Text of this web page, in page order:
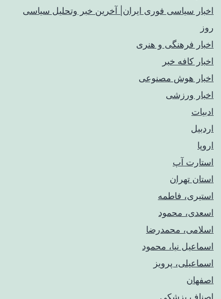
اخبار سیاسی فوری ایران| آخرین خبر وتحلیل سیاسی
روز
اخبار فرهنگی و هنری
اخبار کافه خبر
اخبار هوش مصنوعی
اخبار ورزشی
ادبیات
اردبیل
اروپا
استارت آپ
استان تهران
استیری، فاطمه
اسعدی، محمود
اسلامی، محمدرضا
اسماعیل نیا، محمود
اسماعیلی، پرویز
اصفهان
اصناف پزشکی